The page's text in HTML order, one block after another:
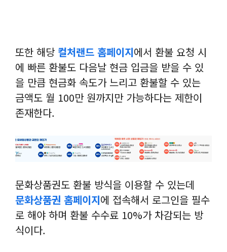
또한 해당 컬처랜드 홈페이지에서 환불 요청 시
에 빠른 환불도 다음날 현금 입금을 받을 수 있
을 만큼 현금화 속도가 느리고 환불할 수 있는
금액도 월 100만 원까지만 가능하다는 제한이
존재한다.
문화상품권도 환불 방식을 이용할 수 있는데
문화상품권 홈페이지에 접속해서 로그인을 필수
로 해야 하며 환불 수수료 10%가 차감되는 방
식이다.